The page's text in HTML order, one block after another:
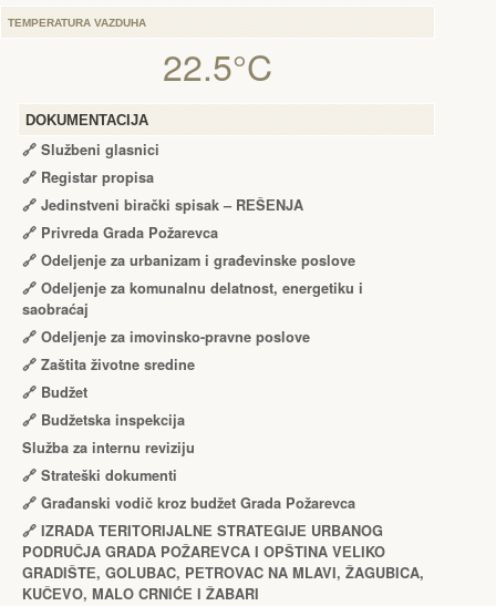
TEMPERATURA VAZDUHA
22.5°C
DOKUMENTACIJA
🔗 Službeni glasnici
🔗 Registar propisa
🔗 Jedinstveni birački spisak – RЕŠЕNJA
🔗 Privreda Grada Požarevca
🔗 Odeljenje za urbanizam i građevinske poslove
🔗 Odeljenje za komunalnu delatnost, energetiku i
saobraćaj
🔗 Odeljenje za imovinsko-pravne poslove
🔗 Zaštita životne sredine
🔗 Budžet
🔗 Budžetska inspekcija
Služba za internu reviziju
🔗 Strateški dokumenti
🔗 Građanski vodič kroz budžet Grada Požarevca
🔗 IZRADA TЕRITORIJALNЕ STRATЕGIJЕ URBANOG
PODRUČJA GRADA POŽARЕVCA I OPŠTINA VЕLIKO
GRADIŠTЕ, GOLUBAC, PЕTROVAC NA MLAVI, ŽAGUBICA,
KUČЕVO, MALO CRNIĆЕ I ŽABARI